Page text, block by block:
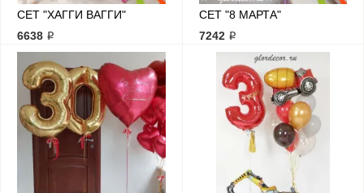
СЕТ "ХАГГИ ВАГГИ"
6638 ₽
СЕТ "8 МАРТА"
7242 ₽